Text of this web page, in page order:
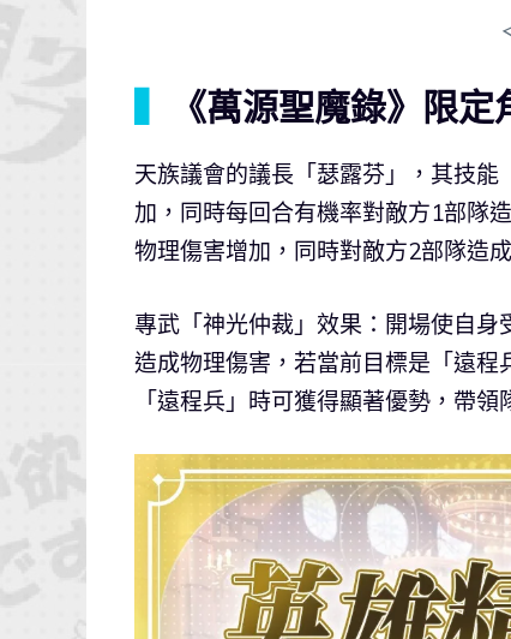
《萬源聖魔錄》限
天族議會的議長「瑟露芬」，其技
加，同時每回合有機率對敵方1部隊
物理傷害增加，同時對敵方2部隊造
專武「神光仲裁」效果：開場使自
造成物理傷害，若當前目標是「遠
「遠程兵」時可獲得顯著優勢，帶領